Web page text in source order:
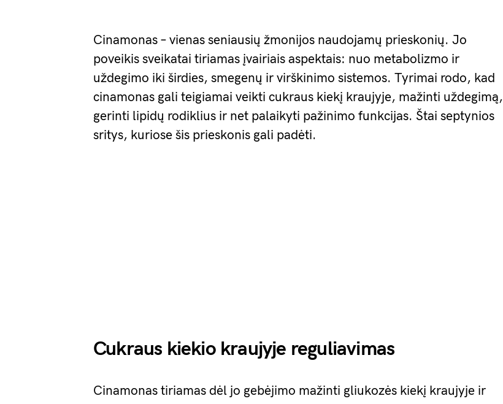
Cinamonas – vienas seniausių žmonijos naudojamų prieskonių. Jo
poveikis sveikatai tiriamas įvairiais aspektais: nuo metabolizmo ir
uždegimo iki širdies, smegenų ir virškinimo sistemos. Tyrimai rodo, kad
cinamonas gali teigiamai veikti cukraus kiekį kraujyje, mažinti uždegimą,
gerinti lipidų rodiklius ir net palaikyti pažinimo funkcijas. Štai septynios
sritys, kuriose šis prieskonis gali padėti.
Cukraus kiekio kraujyje reguliavimas
Cinamonas tiriamas dėl jo gebėjimo mažinti gliukozės kiekį kraujyje ir